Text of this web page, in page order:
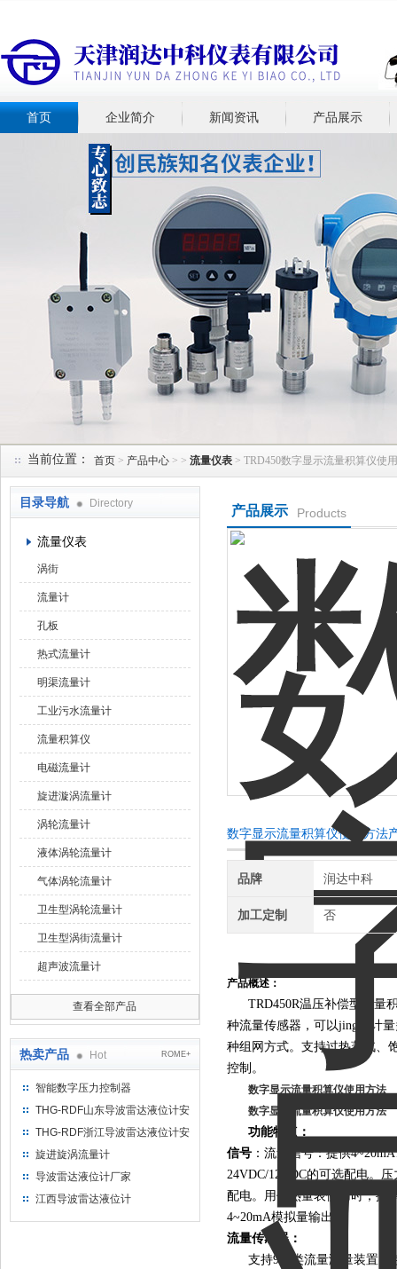
首页 企业简介 新闻资讯 产品展示
当前位置： 首页 > 产品中心 > > 流量仪表 > TRD450数字显示流量积算仪使
目录导航 Directory
流量仪表
涡街
流量计
孔板
热式流量计
明渠流量计
工业污水流量计
流量积算仪
电磁流量计
旋进漩涡流量计
涡轮流量计
液体涡轮流量计
气体涡轮流量计
卫生型涡轮流量计
卫生型涡街流量计
超声波流量计
查看全部产品
热卖产品 Hot ROME+
智能数字压力控制器
THG-RDF山东导波雷达液位计安
装方法
THG-RDF浙江导波雷达液位计安
装方法
旋进旋涡流量计
导波雷达液位计厂家
江西导波雷达液位计
产品展示 Products
数字显示流量积算仪使用方法
品牌 润达中科
加工定制 否
产品概述：
TRD450R温压补偿型流量
种流量传感器，可以jing确计
种组网方式。支持过热蒸汽、
控制。
数字显示流量积算仪使用方法
数字显示流量积算仪使用方法
功能特点：
信号 ：流量信号：提供
24VDC/12VDC的可选配电。
配电。用作热量表使用时，提
4~20mA模拟量输出。
流量传感器：
支持9大类流量测量装置，